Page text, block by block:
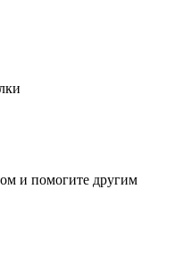
и помогите другим